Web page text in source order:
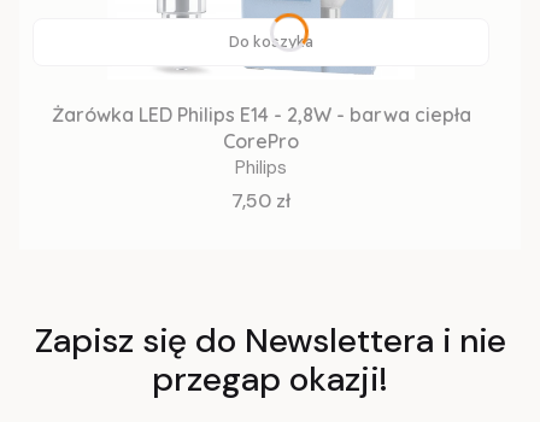
Do koszyka
Żarówka LED Philips E14 - 2,8W - barwa ciepła
CorePro
Philips
Cena
7,50 zł
Zapisz się do Newslettera i nie
przegap okazji!